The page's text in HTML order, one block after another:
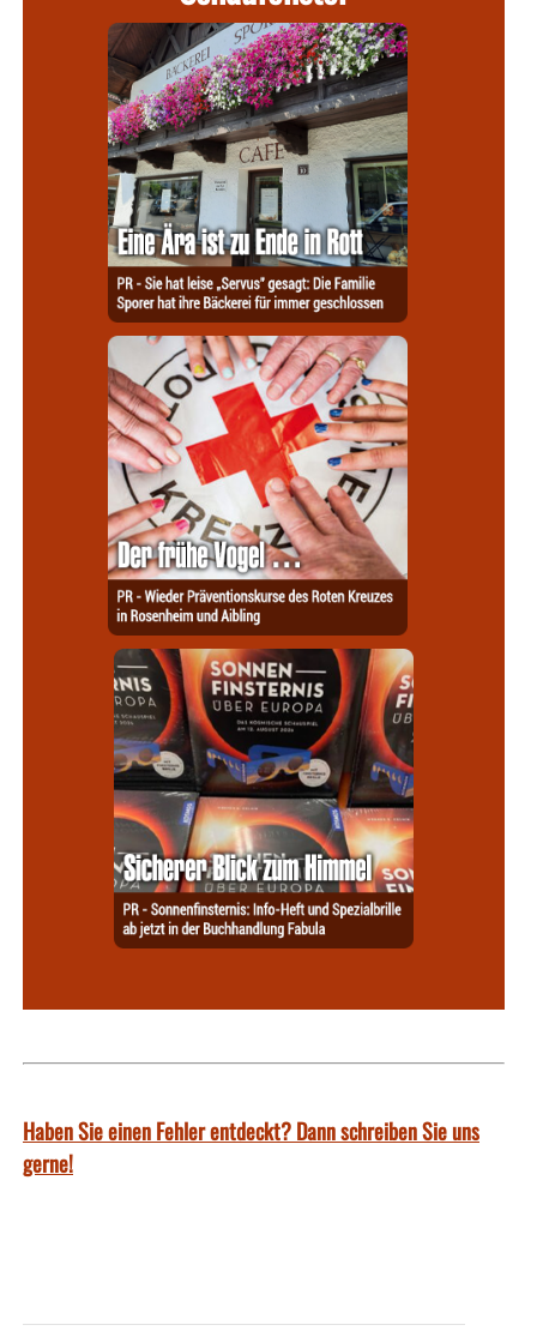
Haben Sie einen Fehler entdeckt? Dann schreiben Sie uns
gerne!